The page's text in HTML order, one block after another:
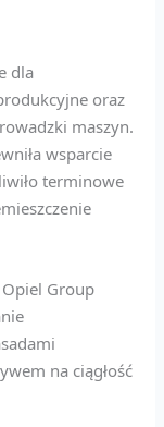
dla
oraz
maszyn.
wsparcie
terminowe
Group
na ciągłość